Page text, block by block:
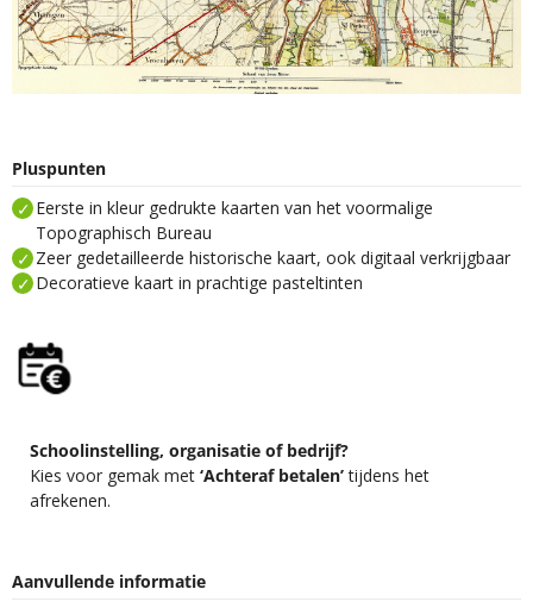
Pluspunten
Eerste in kleur gedrukte kaarten van het voormalige
Topographisch Bureau
Zeer gedetailleerde historische kaart, ook digitaal verkrijgbaar
Decoratieve kaart in prachtige pasteltinten
Schoolinstelling, organisatie of bedrijf?
Kies voor gemak met ‘Achteraf betalen’tijdens het
afrekenen.
Aanvullende informatie